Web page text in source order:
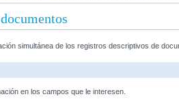
simultánea de los registros descriptivos de
en los campos que le interesen.